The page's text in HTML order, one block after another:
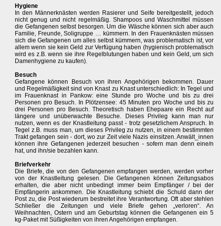
Hygiene
In den Männerknästen werden Rasierer und Seife bereitgestellt, jedoch
nicht genug und nicht regelmäßig. Shampoos und Waschmittel müssen
die Gefangenen selbst besorgen. Um die Wäsche können sich aber auch
Familie, Freunde, Soligruppe … kümmern. In den Frauenknästen müssen
sich die Gefangenen um alles selbst kümmern, was problematisch ist, vor
allem wenn sie kein Geld zur Verfügung haben (hygienisch problematisch
wird es z.B. wenn sie ihre Regelblutungen haben und kein Geld, um sich
Damenhygiene zu kaufen).
Besuch
Gefangene können Besuch von ihren Angehörigen bekommen. Dauer
und Regelmäßigkeit sind von Knast zu Knast unterschiedlich: In Tegel und
im Frauenknast in Pankow: eine Stunde pro Woche und bis zu drei
Personen pro Besuch. In Plötzensee: 45 Minuten pro Woche und bis zu
drei Personen pro Besuch. Theoretisch haben Ehepaare ein Recht auf
längere und unüberwachte Besuche. Dieses Privileg kann man nur
nutzen, wenn es der Knastleitung passt - trotz gesetzlichem Anspruch. In
Tegel z.B. muss man, um dieses Privileg zu nutzen, in einem bestimmten
Trakt gefangen sein - dort, wo zur Zeit viele Nazis einsitzen. Anwält_innen
können ihre Gefangenen jederzeit besuchen - sofern man denn eine/n
hat, und ihn/sie bezahlen kann.
Briefverkehr
Die Briefe, die von den Gefangenen empfangen werden, werden vorher
von der Knastleitung gelesen. Die Gefangenen können Zeitungsabos
erhalten, die aber nicht unbedingt immer beim Empfänger / bei der
Empfängerin ankommen. Die Knastleitung schiebt die Schuld dann der
Post zu, die Post wiederum bestreitet ihre Verantwortung. Oft aber stehlen
Schließer die Zeitungen und viele Briefe gehen „verloren“. An
Weihnachten, Ostern und am Geburtstag können die Gefangenen ein 5
kg-Paket mit Süßigkeiten von ihren Angehörigen empfangen.